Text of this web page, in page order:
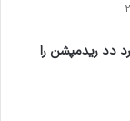
دد ریدمپشن را